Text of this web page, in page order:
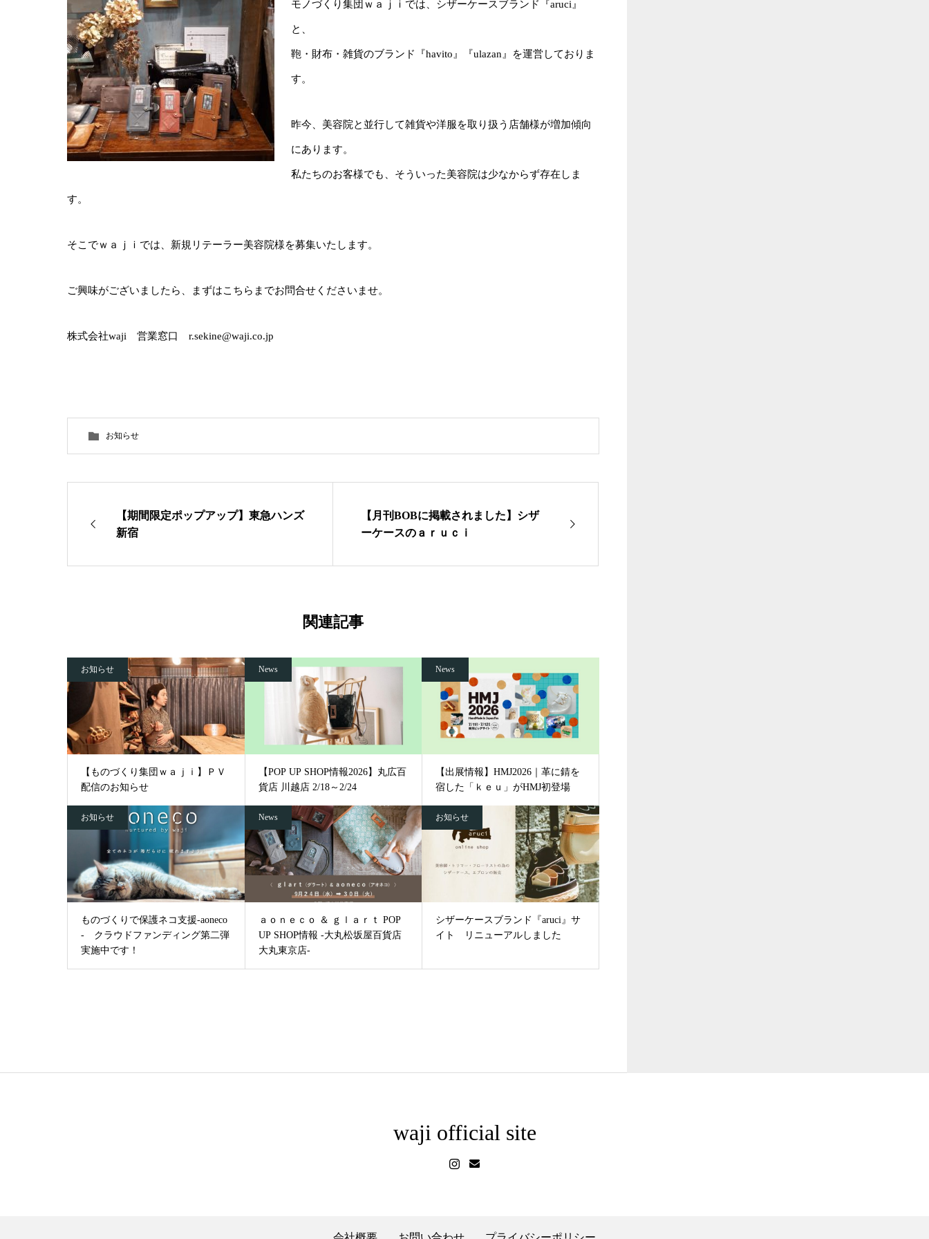
モノづくり集団ｗａｊｉでは、シザーケースブランド『aruci』
と、
鞄・財布・雑貨のブランド『havito』『ulazan』を運営しておりま
す。
昨今、美容院と並行して雑貨や洋服を取り扱う店舗様が増加傾向
にあります。
私たちのお客様でも、そういった美容院は少なからず存在しま
す。
そこでｗａｊｉでは、新規リテーラー美容院様を募集いたします。
ご興味がございましたら、まずはこちらまでお問合せくださいませ。
株式会社waji 営業窓口 r.sekine@waji.co.jp
お知らせ
【期間限定ポップアップ】東急ハンズ
新宿
【月刊BOBに掲載されました】シザ
ーケースのａｒｕｃｉ
関連記事
お知らせ
【ものづくり集団ｗａｊｉ】ＰＶ
配信のお知らせ
News
【POP UP SHOP情報2026】丸広百
貨店 川越店 2/18～2/24
News
【出展情報】HMJ2026｜革に錆を
宿した「ｋｅｕ」がHMJ初登場
お知らせ
ものづくりで保護ネコ支援-aoneco
- クラウドファンディング第二弾
実施中です！
News
ａｏｎｅｃｏ ＆ ｇｌａｒｔ POP
UP SHOP情報 -大丸松坂屋百貨店
大丸東京店-
お知らせ
シザーケースブランド『aruci』サ
イト リニューアルしました
waji official site